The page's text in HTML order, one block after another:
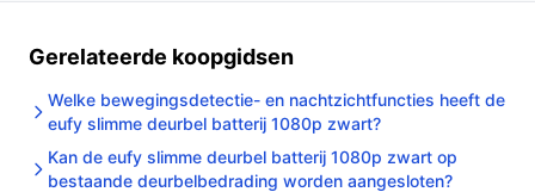
Gerelateerde koopgidsen
Welke bewegingsdetectie- en nachtzichtfuncties heeft de
eufy slimme deurbel batterij 1080p zwart?
Kan de eufy slimme deurbel batterij 1080p zwart op
bestaande deurbelbedrading worden aangesloten?